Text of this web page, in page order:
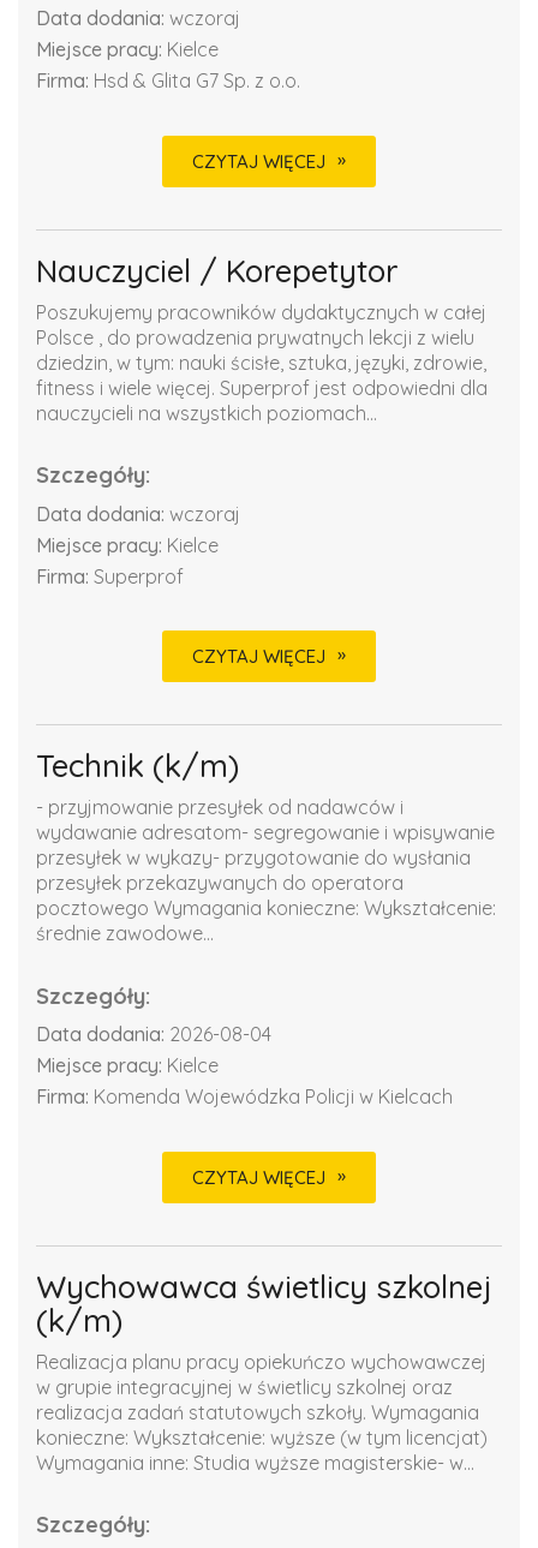
Data dodania: wczoraj
Miejsce pracy: Kielce
Firma: Hsd & Glita G7 Sp. z o.o.
CZYTAJ WIĘCEJ
Nauczyciel / Korepetytor
Poszukujemy pracowników dydaktycznych w całej
Polsce , do prowadzenia prywatnych lekcji z wielu
dziedzin, w tym: nauki ścisłe, sztuka, języki, zdrowie,
fitness i wiele więcej. Superprof jest odpowiedni dla
nauczycieli na wszystkich poziomach...
Szczegóły:
Data dodania: wczoraj
Miejsce pracy: Kielce
Firma: Superprof
CZYTAJ WIĘCEJ
Technik (k/m)
- przyjmowanie przesyłek od nadawców i
wydawanie adresatom- segregowanie i wpisywanie
przesyłek w wykazy- przygotowanie do wysłania
przesyłek przekazywanych do operatora
pocztowego Wymagania konieczne: Wykształcenie:
średnie zawodowe...
Szczegóły:
Data dodania: 2026-08-04
Miejsce pracy: Kielce
Firma: Komenda Wojewódzka Policji w Kielcach
CZYTAJ WIĘCEJ
Wychowawca świetlicy szkolnej
(k/m)
Realizacja planu pracy opiekuńczo wychowawczej
w grupie integracyjnej w świetlicy szkolnej oraz
realizacja zadań statutowych szkoły. Wymagania
konieczne: Wykształcenie: wyższe (w tym licencjat)
Wymagania inne: Studia wyższe magisterskie- w...
Szczegóły: